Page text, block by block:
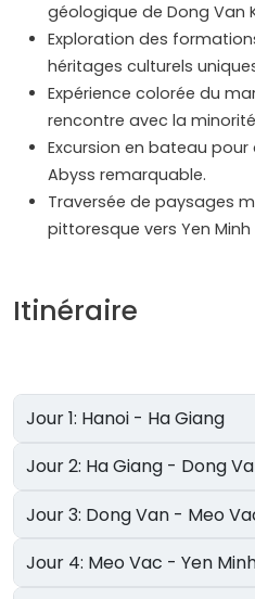
géologique de Dong Van
Exploration des
héritages culturels
Expérience colorée du
rencontre avec la
Excursion en bateau pour
Abyss remarquable.
Traversée de paysages
pittoresque vers Yen Minh
Itinéraire
Jour 1: Hanoi - Ha Giang
Jour 2: Ha Giang - Dong
Jour 3: Dong Van - Meo
Jour 4: Meo Vac - Yen